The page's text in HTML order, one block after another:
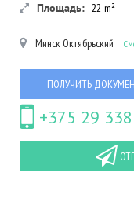
Площадь: 22 m²
Минск Октябрьский
ПОЛУЧИТЬ
+375 29